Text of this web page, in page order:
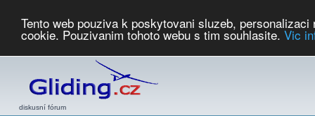
Tento web pouziva k poskytovani sluzeb,
cookie. Pouzivanim tohoto webu s tim souhlasite. Vic
diskusní fórum